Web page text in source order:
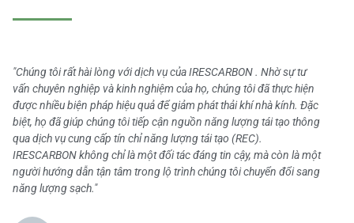
"Chúng tôi rất hài lòng với dịch vụ của IRESCARBON . Nhờ sự tư
vấn chuyên nghiệp và kinh nghiệm của họ, chúng tôi đã thực hiện
được nhiều biện pháp hiệu quả để giảm phát thải khí nhà kính. Đặc
biệt, họ đã giúp chúng tôi tiếp cận nguồn năng lượng tái tạo thông
qua dịch vụ cung cấp tín chỉ năng lượng tái tạo (REC).
IRESCARBON không chỉ là một đối tác đáng tin cậy, mà còn là một
người hướng dẫn tận tâm trong lộ trình chúng tôi chuyển đổi sang
năng lượng sạch."